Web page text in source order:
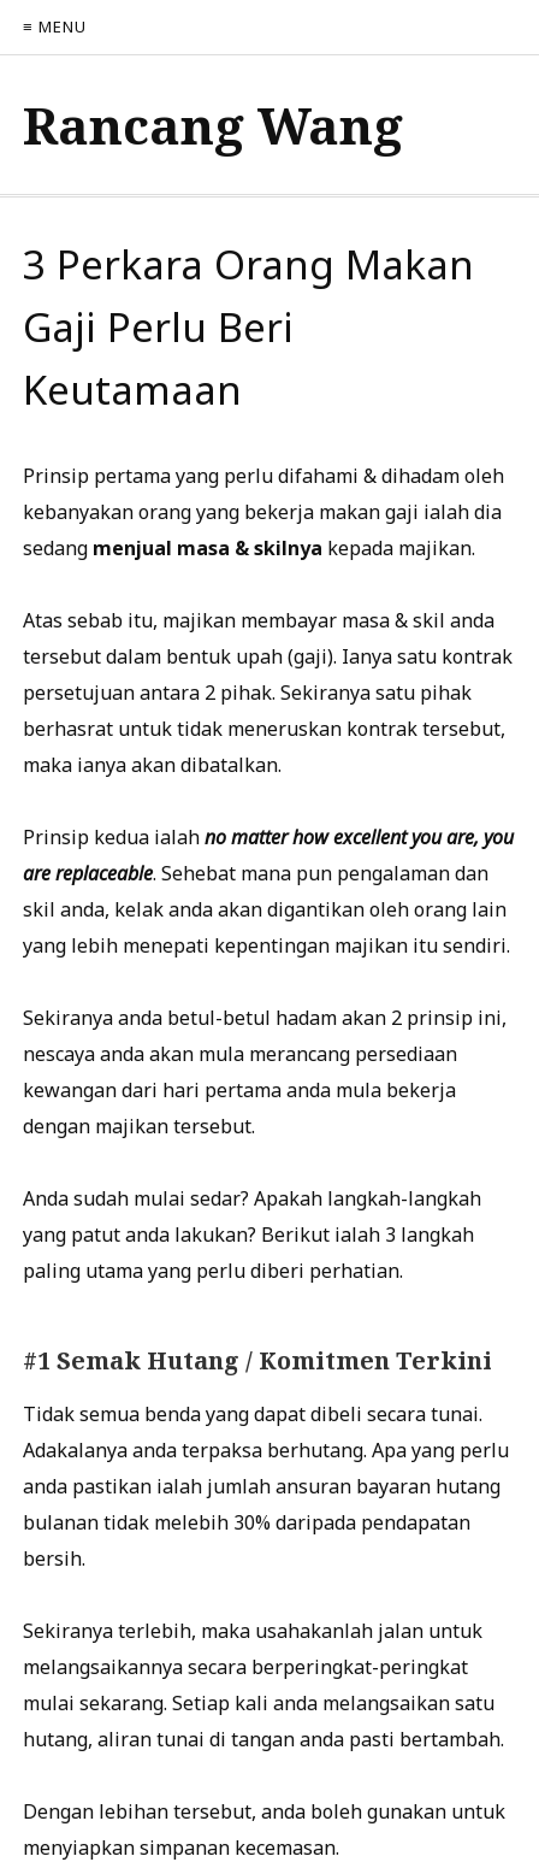
≡ MENU
Rancang Wang
3 Perkara Orang Makan
Gaji Perlu Beri
Keutamaan
Prinsip pertama yang perlu difahami & dihadam oleh
kebanyakan orang yang bekerja makan gaji ialah dia
sedang menjual masa & skilnya kepada majikan.
Atas sebab itu, majikan membayar masa & skil anda
tersebut dalam bentuk upah (gaji). Ianya satu kontrak
persetujuan antara 2 pihak. Sekiranya satu pihak
berhasrat untuk tidak meneruskan kontrak tersebut,
maka ianya akan dibatalkan.
Prinsip kedua ialahno matter how excellent you are, you
are replaceable. Sehebat mana pun pengalaman dan
skil anda, kelak anda akan digantikan oleh orang lain
yang lebih menepati kepentingan majikan itu sendiri.
Sekiranya anda betul-betul hadam akan 2 prinsip ini,
nescaya anda akan mula merancang persediaan
kewangan dari hari pertama anda mula bekerja
dengan majikan tersebut.
Anda sudah mulai sedar? Apakah langkah-langkah
yang patut anda lakukan? Berikut ialah 3 langkah
paling utama yang perlu diberi perhatian.
#1 Semak Hutang / Komitmen Terkini
Tidak semua benda yang dapat dibeli secara tunai.
Adakalanya anda terpaksa berhutang. Apa yang perlu
anda pastikan ialah jumlah ansuran bayaran hutang
bulanan tidak melebih 30% daripada pendapatan
bersih.
Sekiranya terlebih, maka usahakanlah jalan untuk
melangsaikannya secara berperingkat-peringkat
mulai sekarang. Setiap kali anda melangsaikan satu
hutang, aliran tunai di tangan anda pasti bertambah.
Dengan lebihan tersebut, anda boleh gunakan untuk
menyiapkan simpanan kecemasan.